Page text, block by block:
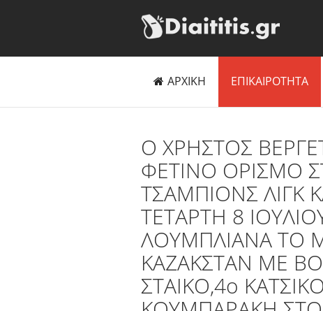
ΑΡΧΙΚΗ ΕΠΙΚΑΙΡΟΤΗΤΑ
Ο ΧΡΗΣΤΟΣ
ΦΕΤΙΝΟ ΟΡΙΣΜΟ
ΤΣΑΜΠΙΟΝΣ ΛΙΓΚ
ΤΕΤΑΡΤΗ 8
ΛΟΥΜΠΛΙΑΝΑ ΤΟ
ΚΑΖΑΚΣΤΑΝ ΜΕ
ΣΤΑΙΚΟ,4ο